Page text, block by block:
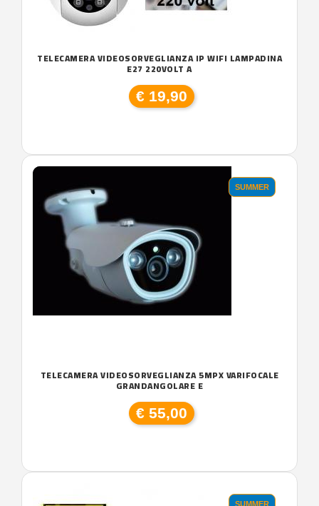
TELECAMERA VIDEOSORVEGLIANZA IP WIFI LAMPADINA
E27 220VOLT A
€ 19,90
SUMMER
TELECAMERA VIDEOSORVEGLIANZA 5MPX VARIFOCALE
GRANDANGOLARE E
€ 55,00
SUMMER